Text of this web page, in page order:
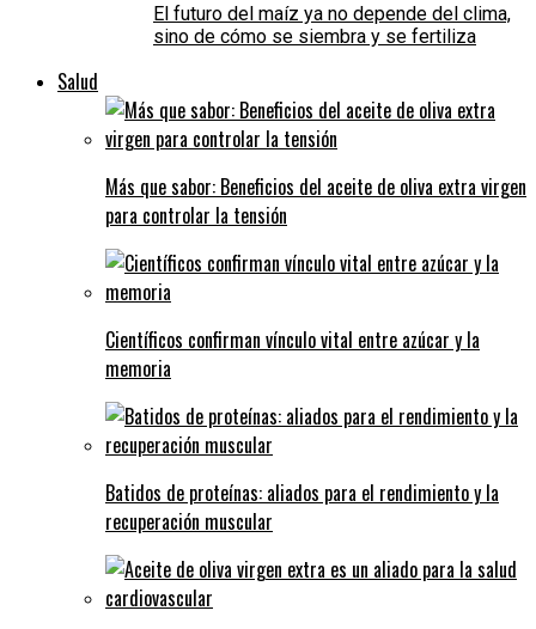
El futuro del maíz ya no depende del clima,
sino de cómo se siembra y se fertiliza
Salud
Más que sabor: Beneficios del aceite de oliva extra virgen
para controlar la tensión
Científicos confirman vínculo vital entre azúcar y la
memoria
Batidos de proteínas: aliados para el rendimiento y la
recuperación muscular